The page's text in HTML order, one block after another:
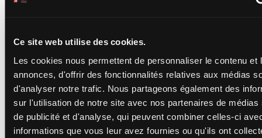
Ce site web utilise des cookies.
Les cookies nous permettent de personnaliser le contenu et
annonces, d'offrir des fonctionnalités relatives aux médias
d'analyser notre trafic. Nous partageons également des
sur l'utilisation de notre site avec nos partenaires de médias
de publicité et d'analyse, qui peuvent combiner celles-ci
informations que vous leur avez fournies ou qu'ils ont
1'17"9
Fuster Andreu J.-
Vich Cortes Miquel
H/6 - 2150m-
1'15"4- €3,717
6a Da 0a 4a 0a 4a
0a 0a (23) Da 5a 0a
1'15"4
€3,717
6a Da 0a
4a 0a 4a
Da 5a 0a